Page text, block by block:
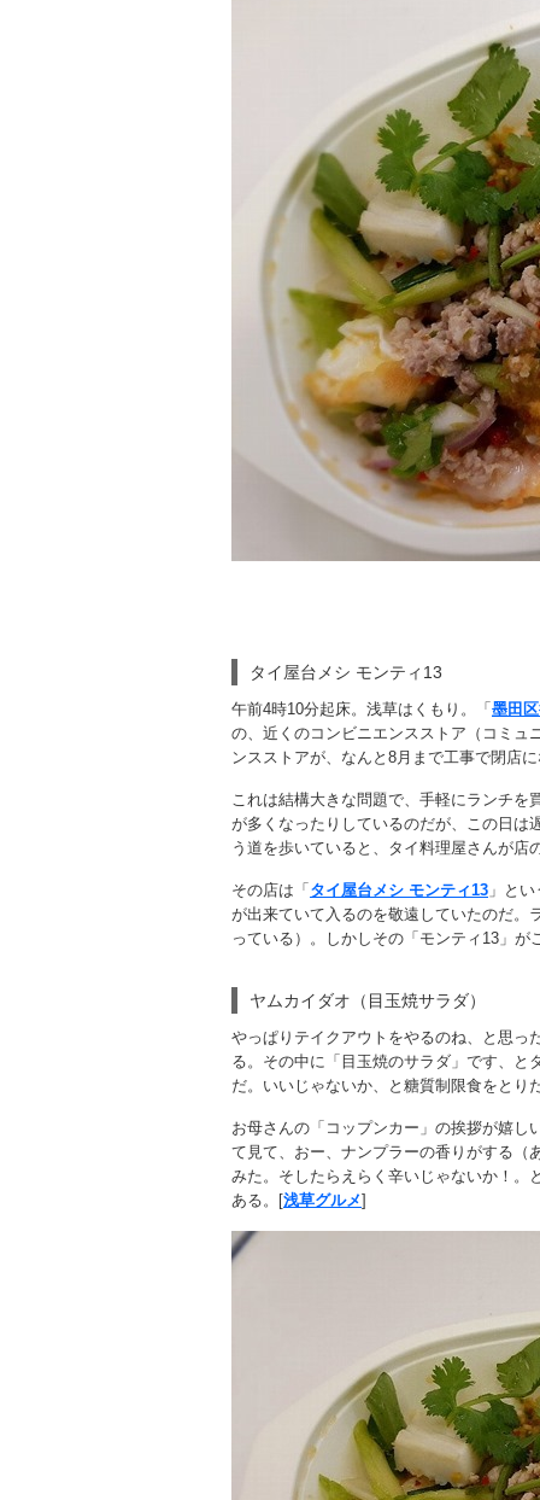
タイ屋台メシ モンティ13
午前4時10分起床。浅草はくもり。「 墨田
の、近くのコンビニエンスストア（コミュ
ンスストアが、なんと8月まで工事で閉店
これは結構大きな問題で、手軽にランチを
が多くなったりしているのだが、この日は
う道を歩いていると、タイ料理屋さんが店
その店は「 タイ屋台メシ モンティ13 」と
が出来ていて入るのを敬遠していたのだ。
っている）。しかしその「モンティ13」が
ヤムカイダオ（目玉焼サラダ）
やっぱりテイクアウトをやるのね、と思っ
る。その中に「目玉焼のサラダ」です、と
だ。いいじゃないか、と糖質制限食をとり
お母さんの「コップンカー」の挨拶が嬉し
て見て、おー、ナンプラーの香りがする（
みた。そしたらえらく辛いじゃないか！。
ある。[浅草グルメ]